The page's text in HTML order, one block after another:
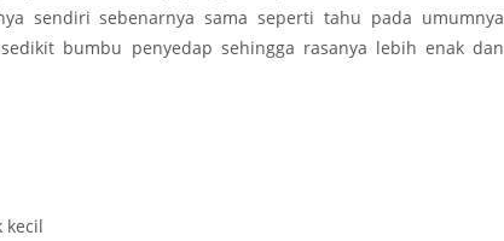
sendiri sebenarnya sama seperti tahu pada umumnya
bumbu penyedap sehingga rasanya lebih enak dan
kecil